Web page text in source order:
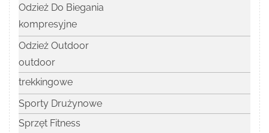
Odzież Do Biegania
kompresyjne
Odzież Outdoor
outdoor
trekkingowe
Sporty Drużynowe
Sprzęt Fitness